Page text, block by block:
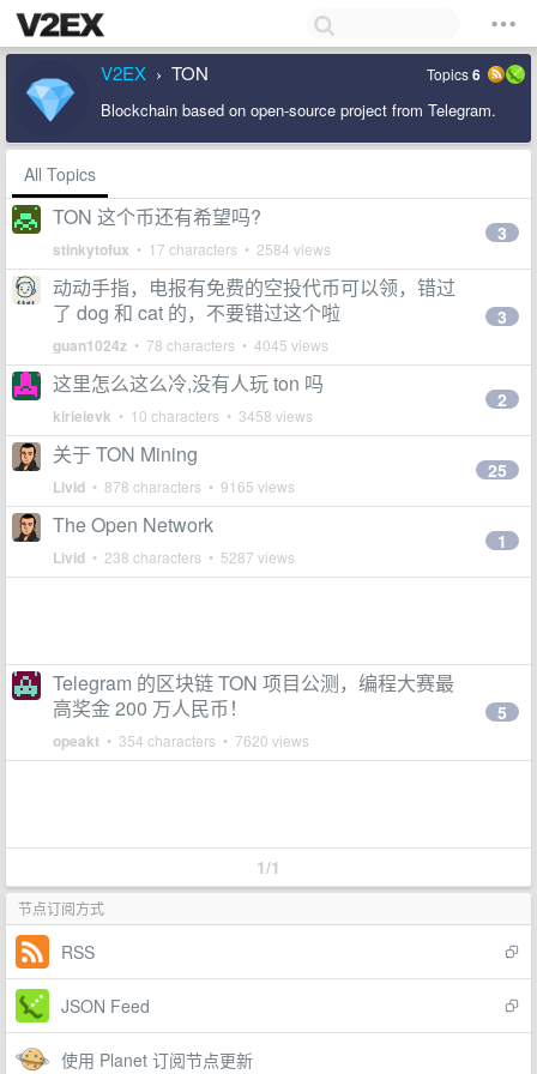
V2EX › TON Topics6
Blockchain based on open-source project from Telegram.
All Topics
TON 这个币还有希望吗?
stinkytofux • 17 characters • 2584 views
3
动动手指，电报有免费的空投代币可以领，错过
了 dog 和 cat 的，不要错过这个啦
guan1024z • 78 characters • 4045 views
3
这里怎么这么冷,没有人玩 ton 吗
kirieievk • 10 characters • 3458 views
2
关于 TON Mining
Livid • 878 characters • 9165 views
25
The Open Network
Livid • 238 characters • 5287 views
1
Telegram 的区块链 TON 项目公测，编程大赛最
高奖金 200 万人民币！
opeakt • 354 characters • 7620 views
5
1/1
节点订阅方式
RSS
JSON Feed
使用 Planet 订阅节点更新